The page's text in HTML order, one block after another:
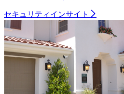
セキュリティインサイト